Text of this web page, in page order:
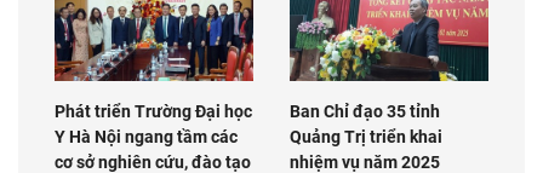
Phát triển Trường Đại học
Y Hà Nội ngang tầm các
cơ sở nghiên cứu, đào tạo
Ban Chỉ đạo 35 tỉnh
Quảng Trị triển khai
nhiệm vụ năm 2025